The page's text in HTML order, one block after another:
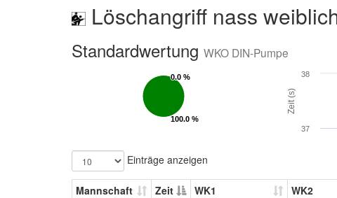
Löschangriff nass
Standardwertung WKO DIN-Pumpe
0.0 %
0.0 %
100.0 %
100.0 %
Zeit (s)
37
38
Einträge anzeigen
Mannschaft Zeit WK1 WK2